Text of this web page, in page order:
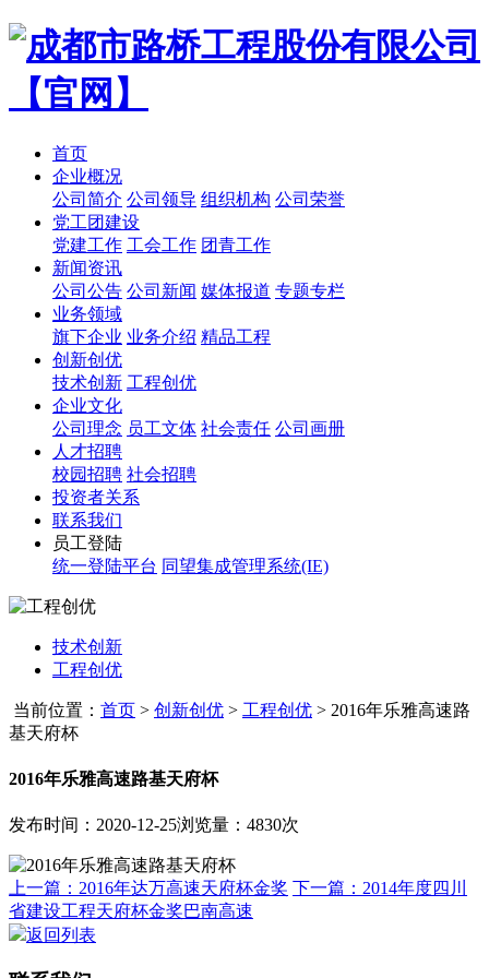
首页
企业概况
公司简介 公司领导 组织机构 公司荣誉
党工团建设
党建工作 工会工作 团青工作
新闻资讯
公司公告 公司新闻 媒体报道 专题专栏
业务领域
旗下企业 业务介绍 精品工程
创新创优
技术创新 工程创优
企业文化
公司理念 员工文体 社会责任 公司画册
人才招聘
校园招聘 社会招聘
投资者关系
联系我们
员工登陆
统一登陆平台 同望集成管理系统(IE)
技术创新
工程创优
当前位置： 首页 > 创新创优 > 工程创优 > 2016年乐雅高速路
基天府杯
2016年乐雅高速路基天府杯
发布时间：2020-12-25浏览量：4830次
上一篇：2016年达万高速天府杯金奖 下一篇：2014年度四川
省建设工程天府杯金奖巴南高速
返回列表